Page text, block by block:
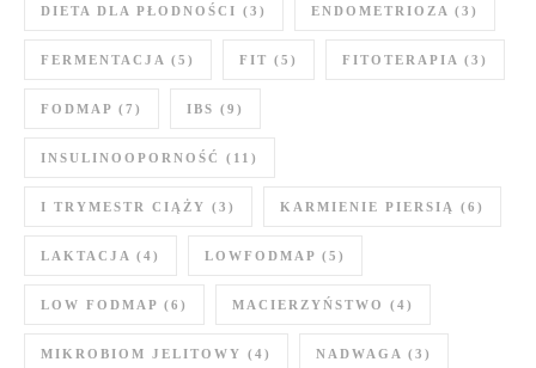
DIETA DLA PŁODNOŚCI (3) ENDOMETRIOZA (3)
FERMENTACJA (5) FIT (5) FITOTERAPIA (3)
FODMAP (7) IBS (9)
INSULINOOPORNOŚĆ (11)
I TRYMESTR CIĄŻY (3) KARMIENIE PIERSIĄ (6)
LAKTACJA (4) LOWFODMAP (5)
LOW FODMAP (6) MACIERZYŃSTWO (4)
MIKROBIOM JELITOWY (4) NADWAGA (3)